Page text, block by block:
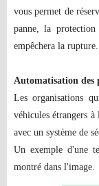
vous permet de
panne, la
empêchera la rupture.
Automatisation des
Les organisations
véhicules étrangers
avec un système de
Un exemple d'une
montré dans l'image.